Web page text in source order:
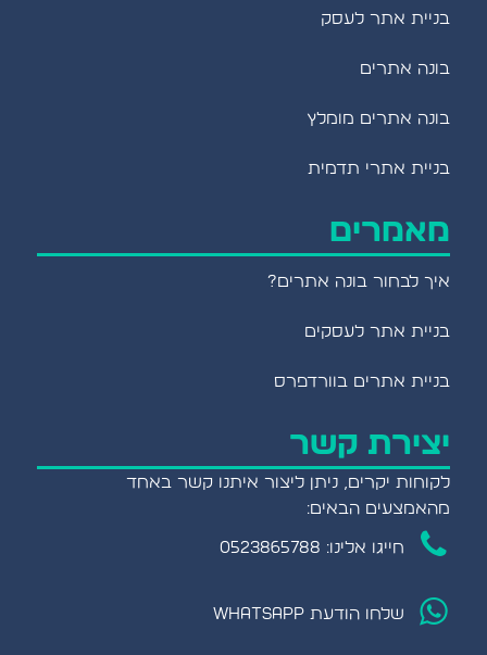
בניית אתר לעסק
בונה אתרים
בונה אתרים מומלץ
בניית אתרי תדמית
מאמרים
איך לבחור בונה אתרים?
בניית אתר לעסקים
בניית אתרים בוורדפרס
יצירת קשר
לקוחות יקרים, ניתן ליצור איתנו קשר באחד
מהאמצעים הבאים:
חייגו אלינו: 0523865788
שלחו הודעת WHATSAPP